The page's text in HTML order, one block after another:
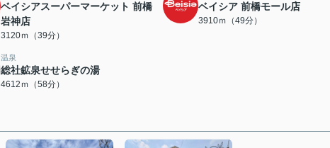
ベイシアスーパーマーケット 前橋
岩神店
3120ｍ（39分）
ベイシア 前橋モール店
3910ｍ（49分）
温泉
総社鉱泉せせらぎの湯
4612ｍ（58分）